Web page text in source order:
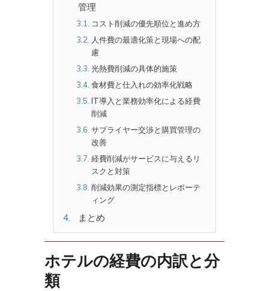
管理
コスト削減の優先順位と進め方
人件費の最適化策と現場への配
慮
光熱費削減の具体的施策
食材費と仕入れの効率化戦略
IT導入と業務効率化による経費
削減
サプライヤー交渉と購買管理の
改善
経費削減がサービスに与えるリ
スクと対策
削減効果の測定指標とレポーテ
ィング
まとめ
ホテルの経費の内訳と分
類